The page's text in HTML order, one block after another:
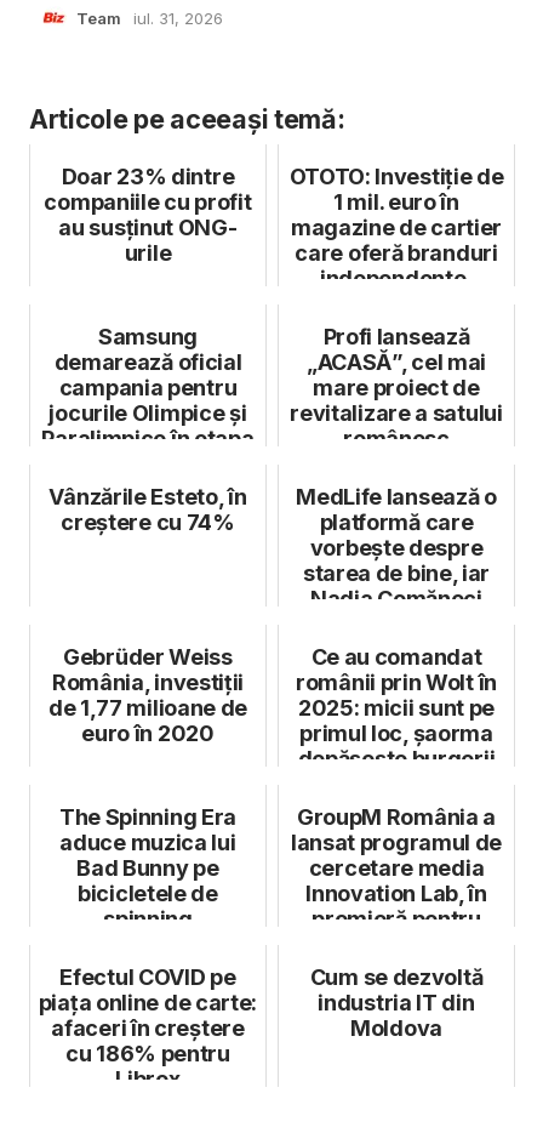
Team iul. 31, 2026
Articole pe aceeași temă:
Doar 23% dintre
companiile cu profit
au susținut ONG-
urile
OTOTO: Investiție de
1 mil. euro în
magazine de cartier
care oferă branduri
independente,
Samsung
demarează oficial
campania pentru
jocurile Olimpice și
Paralimpice în etapa
Profi lansează
„ACASĂ”, cel mai
mare proiect de
revitalizare a satului
românesc
Vânzările Esteto, în
creștere cu 74%
MedLife lansează o
platformă care
vorbește despre
starea de bine, iar
Nadia Comăneci
Gebrüder Weiss
România, investiții
de 1,77 milioane de
euro în 2020
Ce au comandat
românii prin Wolt în
2025: micii sunt pe
primul loc, șaorma
depășește burgerii
The Spinning Era
aduce muzica lui
Bad Bunny pe
bicicletele de
spinning
GroupM România a
lansat programul de
cercetare media
Innovation Lab, în
premieră pentru
Efectul COVID pe
piața online de carte:
afaceri în creștere
cu 186% pentru
Librex
Cum se dezvoltă
industria IT din
Moldova